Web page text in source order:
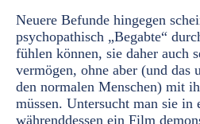
Neuere Befunde hingegen
psychopathisch „Begabte“
fühlen können, sie daher auch
vermögen, ohne aber (und das
den normalen Menschen) mit
müssen. Untersucht man sie in
währenddessen ein Film